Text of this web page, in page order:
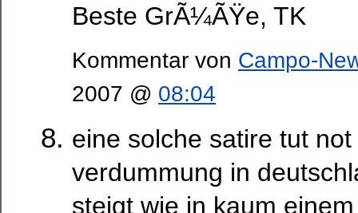
Beste GrÃ¼ÃŸe, TK
Kommentar von Campo-
2007 @ 08:04
eine solche satire tut
verdummung in
steigt wie in kaum